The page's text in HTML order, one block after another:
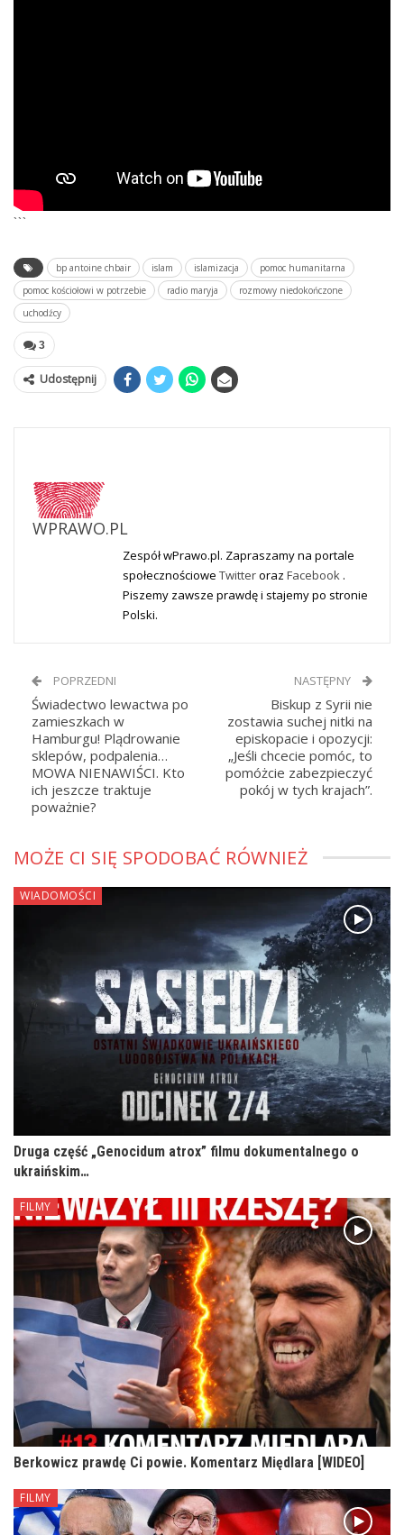
```
bp antoine chbair islam islamizacja
pomoc humanitarna
pomoc kościołowi w potrzebie
radio maryja
rozmowy niedokończone
uchodźcy
3
Udostępnij
WPRAWO.PL
Zespół wPrawo.pl. Zapraszamy na portale
społecznościowe Twitteroraz Facebook .
Piszemy zawsze prawdę i stajemy po stronie
Polski.
POPRZEDNI
Świadectwo lewactwa po
zamieszkach w
Hamburgu! Plądrowanie
sklepów, podpalenia…
MOWA NIENAWIŚCI. Kto
ich jeszcze traktuje
poważnie?
NASTĘPNY
Biskup z Syrii nie
zostawia suchej nitki na
episkopacie i opozycji:
„Jeśli chcecie pomóc, to
pomóżcie zabezpieczyć
pokój w tych krajach”.
MOŻE CI SIĘ SPODOBAĆ RÓWNIEŻ
WIADOMOŚCI
Druga część „Genocidum atrox” filmu dokumentalnego o
ukraińskim…
FILMY
Berkowicz prawdę Ci powie. Komentarz Międlara [WIDEO]
FILMY